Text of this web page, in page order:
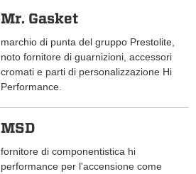
Mr. Gasket
marchio di punta del gruppo Prestolite,
noto fornitore di guarnizioni, accessori
cromati e parti di personalizzazione Hi
Performance.
MSD
fornitore di componentistica hi
performance per l'accensione come